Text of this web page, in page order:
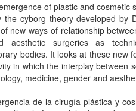
of plastic and cosmetic
the cyborg theory developed by
new ways of relationship
aesthetic surgeries as
bodies. It looks at these new
in which the interplay between
medicine, gender and
de la cirugía plástica y